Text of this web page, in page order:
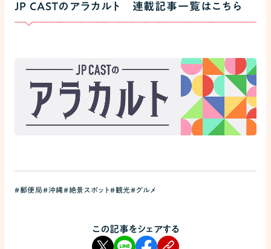
JP CASTのアラカルト 連載記事一覧はこちら
#郵便局#沖縄#絶景スポット#観光#グルメ
この記事をシェアする